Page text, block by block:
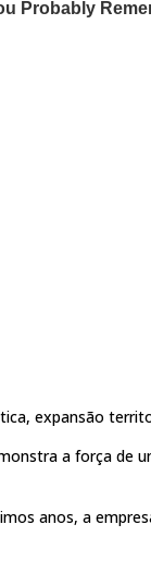
expansão
a força de
anos, a